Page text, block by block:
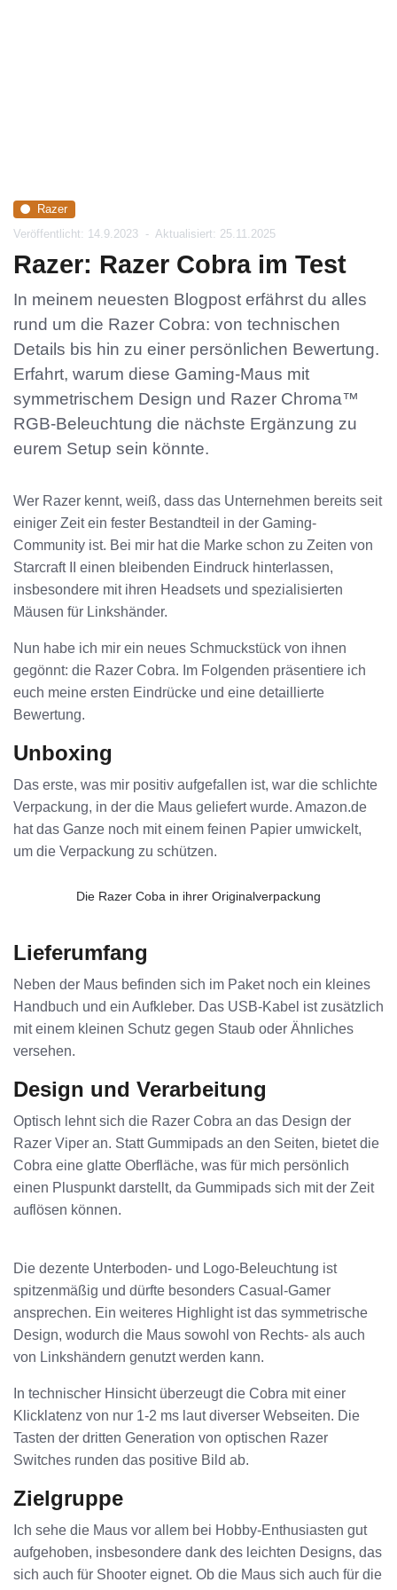
Razer
Veröffentlicht: 14.9.2023 - Aktualisiert: 25.11.2025
Razer: Razer Cobra im Test
In meinem neuesten Blogpost erfährst du alles
rund um die Razer Cobra: von technischen
Details bis hin zu einer persönlichen Bewertung.
Erfahrt, warum diese Gaming-Maus mit
symmetrischem Design und Razer Chroma™
RGB-Beleuchtung die nächste Ergänzung zu
eurem Setup sein könnte.
Wer Razer kennt, weiß, dass das Unternehmen bereits seit
einiger Zeit ein fester Bestandteil in der Gaming-
Community ist. Bei mir hat die Marke schon zu Zeiten von
Starcraft II einen bleibenden Eindruck hinterlassen,
insbesondere mit ihren Headsets und spezialisierten
Mäusen für Linkshänder.
Nun habe ich mir ein neues Schmuckstück von ihnen
gegönnt: die Razer Cobra. Im Folgenden präsentiere ich
euch meine ersten Eindrücke und eine detaillierte
Bewertung.
Unboxing
Das erste, was mir positiv aufgefallen ist, war die schlichte
Verpackung, in der die Maus geliefert wurde. Amazon.de
hat das Ganze noch mit einem feinen Papier umwickelt,
um die Verpackung zu schützen.
Die Razer Coba in ihrer Originalverpackung
Lieferumfang
Neben der Maus befinden sich im Paket noch ein kleines
Handbuch und ein Aufkleber. Das USB-Kabel ist zusätzlich
mit einem kleinen Schutz gegen Staub oder Ähnliches
versehen.
Design und Verarbeitung
Optisch lehnt sich die Razer Cobra an das Design der
Razer Viper an. Statt Gummipads an den Seiten, bietet die
Cobra eine glatte Oberfläche, was für mich persönlich
einen Pluspunkt darstellt, da Gummipads sich mit der Zeit
auflösen können.
Die dezente Unterboden- und Logo-Beleuchtung ist
spitzenmäßig und dürfte besonders Casual-Gamer
ansprechen. Ein weiteres Highlight ist das symmetrische
Design, wodurch die Maus sowohl von Rechts- als auch
von Linkshändern genutzt werden kann.
In technischer Hinsicht überzeugt die Cobra mit einer
Klicklatenz von nur 1-2 ms laut diverser Webseiten. Die
Tasten der dritten Generation von optischen Razer
Switches runden das positive Bild ab.
Zielgruppe
Ich sehe die Maus vor allem bei Hobby-Enthusiasten gut
aufgehoben, insbesondere dank des leichten Designs, das
sich auch für Shooter eignet. Ob die Maus sich auch für die